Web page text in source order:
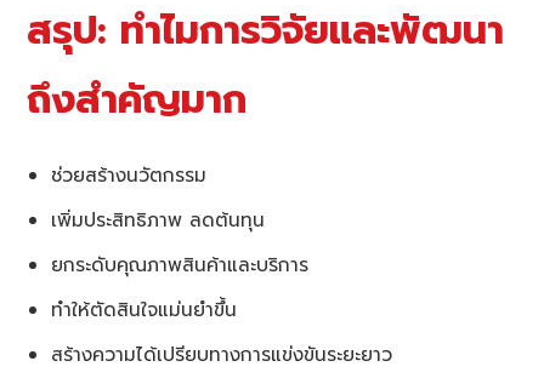
สรุป: ทำไมการวิจัยและพัฒนา
ถึงสำคัญมาก
ช่วยสร้างนวัตกรรม
เพิ่มประสิทธิภาพ ลดต้นทุน
ยกระดับคุณภาพสินค้าและบริการ
ทำให้ตัดสินใจแม่นยำขึ้น
สร้างความได้เปรียบทางการแข่งขันระยะยาว